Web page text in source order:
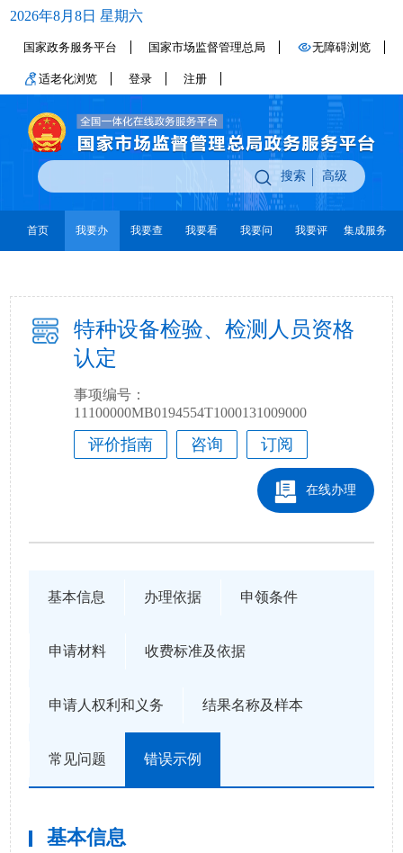
2026年8月8日 星期六
国家政务服务平台 国家市场监督管理总局 无障碍浏览
适老化浏览 登录 注册
搜索 高级
首页 我要办 我要查 我要看 我要问 我要评 集成服务
特种设备检验、检测人员资格
认定
事项编号：
11100000MB0194554T1000131009000
评价指南 咨询 订阅
在线办理
基本信息 办理依据 申领条件
申请材料 收费标准及依据
申请人权利和义务 结果名称及样本
常见问题 错误示例
基本信息